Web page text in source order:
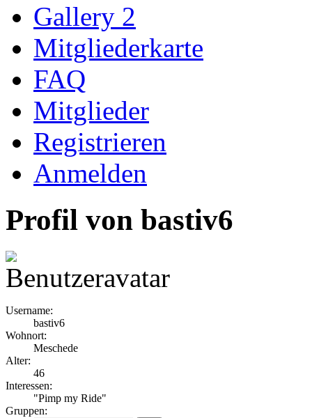
Gallery 2
Mitgliederkarte
FAQ
Mitglieder
Registrieren
Anmelden
Profil von bastiv6
Username:
bastiv6
Wohnort:
Meschede
Alter:
46
Interessen:
"Pimp my Ride"
Gruppen: